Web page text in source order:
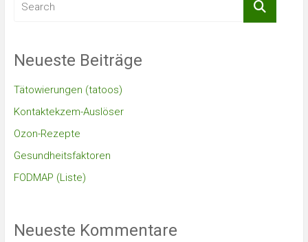
Neueste Beiträge
Tätowierungen (tatoos)
Kontaktekzem-Auslöser
Ozon-Rezepte
Gesundheitsfaktoren
FODMAP (Liste)
Neueste Kommentare